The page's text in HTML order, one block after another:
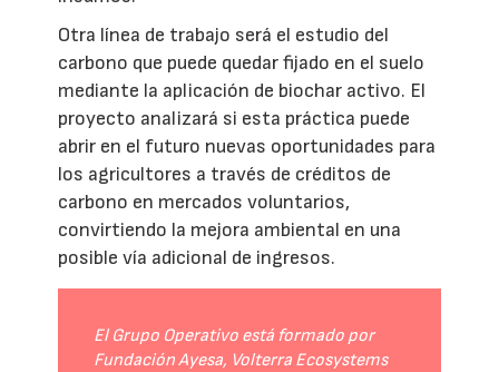
Otra línea de trabajo será el estudio del
carbono que puede quedar fijado en el suelo
mediante la aplicación de biochar activo. El
proyecto analizará si esta práctica puede
abrir en el futuro nuevas oportunidades para
los agricultores a través de créditos de
carbono en mercados voluntarios,
convirtiendo la mejora ambiental en una
posible vía adicional de ingresos.
El Grupo Operativo está formado por
Fundación Ayesa, Volterra Ecosystems